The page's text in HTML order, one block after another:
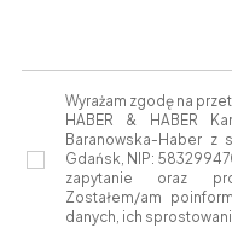
Wyrażam zgodę na
HABER & HABER
Baranowska-Haber z
Gdańsk, NIP:
zapytanie oraz
Zostałem/am
danych, ich